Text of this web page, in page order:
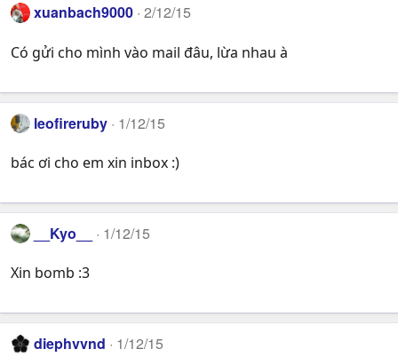
xuanbach9000 2/12/15
Có gửi cho mình vào mail đâu, lừa nhau à
leofireruby 1/12/15
bác ơi cho em xin inbox :)
__Kyo__ 1/12/15
Xin bomb :3
diephvvnd 1/12/15